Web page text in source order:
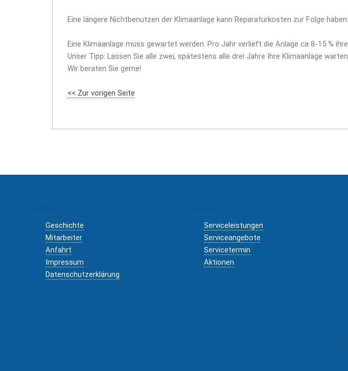
Eine längere Nichtbenutzen der Klimaanlage kann Reparaturkosten zur Folge
Eine Klimaanlage muss gewartet werden. Pro Jahr verlieft die Anlage ca 8-15 %
Unser Tipp: Lassen Sie alle zwei, spätestens alle drei Jahre Ihre Klimaanlage
Wir beraten Sie gerne!
<< Zur vorigen Seite
Geschichte
Mitarbeiter
Anfahrt
Impressum
Datenschutzerklärung
Serviceleistungen
Serviceangebote
Servicetermin
Aktionen